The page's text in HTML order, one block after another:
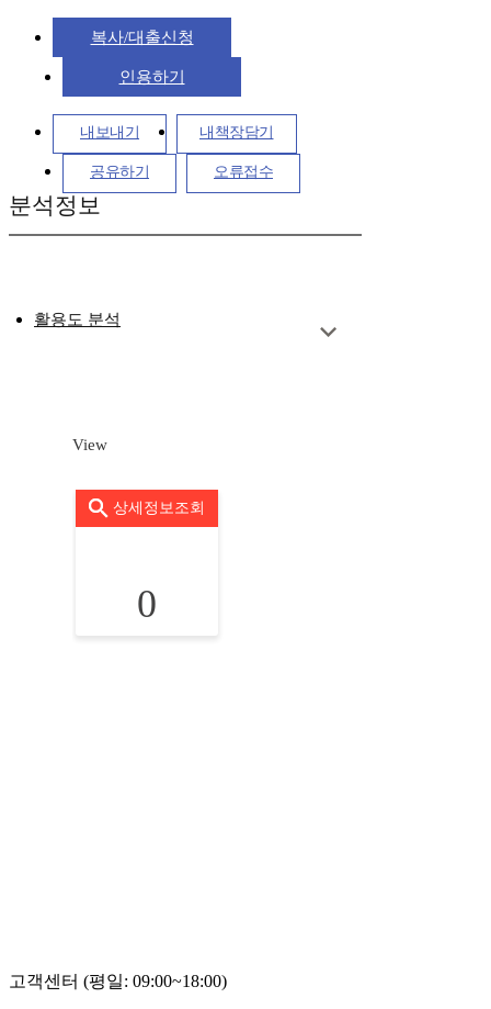
복사/대출신청
인용하기
내보내기 내책장담기
공유하기 오류접수
분석정보
활용도 분석
View
상세정보조회
0
고객센터 (평일: 09:00~18:00)